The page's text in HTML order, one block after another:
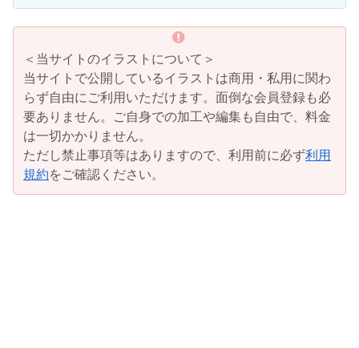
＜当サイトのイラストについて＞
当サイトで公開しているイラストは商用・私用に関わ
らず自由にご利用いただけます。面倒な会員登録も必
要ありません。ご自身での加工や編集も自由で、料金
は一切かかりません。
ただし禁止事項等はありますので、利用前に必ず利用
規約をご確認ください。